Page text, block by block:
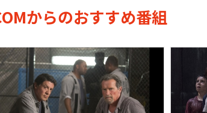
からのおすすめ番組